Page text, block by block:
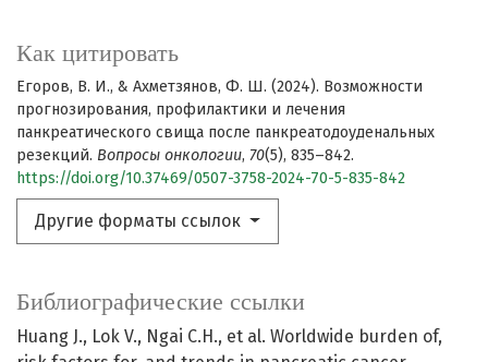
Как цитировать
Егоров, В. И., & Ахметзянов, Ф. Ш. (2024). Возможности
прогнозирования, профилактики и лечения
панкреатического свища после панкреатодоуденальных
резекций. Вопросы онкологии, 70(5), 835–842.
https://doi.org/10.37469/0507-3758-2024-70-5-835-842
Другие форматы ссылок
Библиографические ссылки
Huang J., Lok V., Ngai C.H., et al. Worldwide burden of,